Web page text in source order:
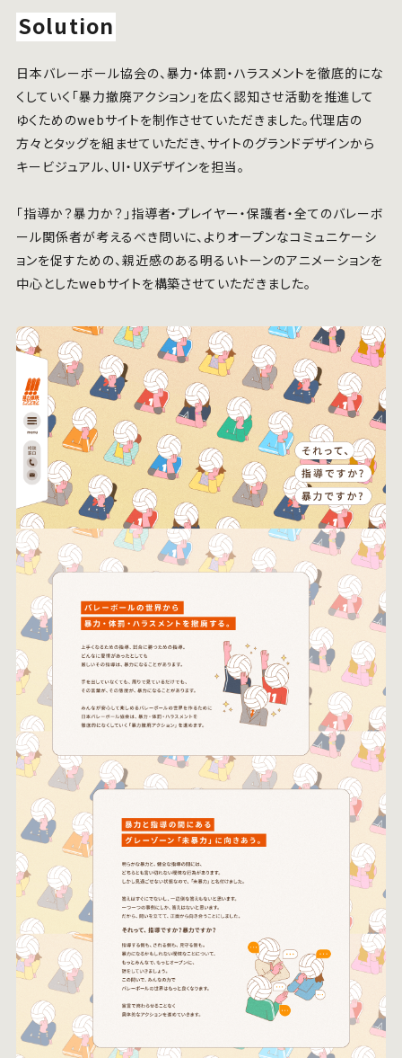
Solution
日本バレーボール協会の、暴力・体罰・ハラスメントを徹底的にな
くしていく「暴力撤廃アクション」を広く認知させ活動を推進して
ゆくためのwebサイトを制作させていただきました。代理店の
方々とタッグを組ませていただき、サイトのグランドデザインから
キービジュアル、UI・UXデザインを担当。
「指導か？暴力か？」指導者・プレイヤー・保護者・全てのバレーボ
ール関係者が考えるべき問いに、よりオープンなコミュニケーシ
ョンを促すための、親近感のある明るいトーンのアニメーションを
中心としたwebサイトを構築させていただきました。